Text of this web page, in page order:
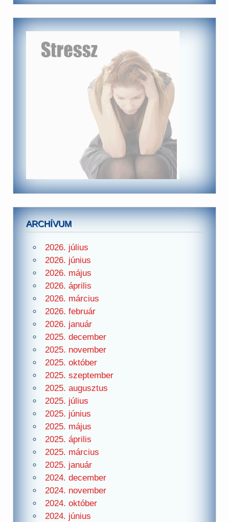
ARCHÍVUM
2026. július
2026. június
2026. május
2026. április
2026. március
2026. február
2026. január
2025. december
2025. november
2025. október
2025. szeptember
2025. augusztus
2025. július
2025. június
2025. május
2025. április
2025. március
2025. január
2024. december
2024. november
2024. október
2024. június